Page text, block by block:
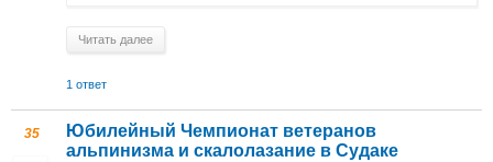
Читать далее
1 ответ
35
Юбилейный Чемпионат ветеранов
альпинизма и скалолазание в Судаке